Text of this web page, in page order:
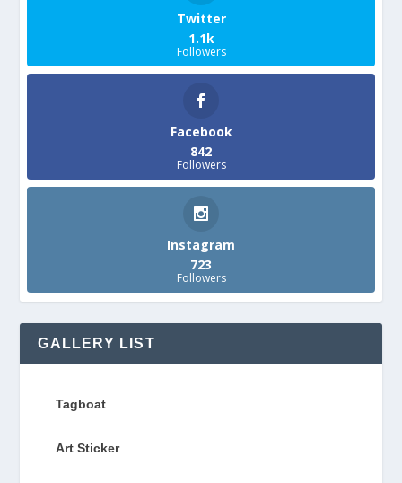
Twitter
1.1k
Followers
Facebook
842
Followers
Instagram
723
Followers
GALLERY LIST
Tagboat
Art Sticker